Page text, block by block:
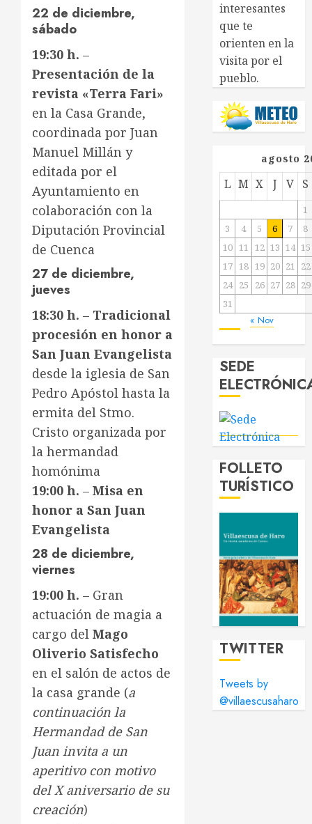
22 de diciembre,
sábado
19:30 h. –
Presentación de la
revista «Terra Fari»
en la Casa Grande,
coordinada por Juan
Manuel Millán y
editada por el
Ayuntamiento en
colaboración con la
Diputación Provincial
de Cuenca
27 de diciembre,
jueves
18:30 h. – Tradicional
procesión en honor a
San Juan Evangelista
desde la iglesia de San
Pedro Apóstol hasta la
ermita del Stmo.
Cristo organizada por
la hermandad
homónima
19:00 h. – Misa en
honor a San Juan
Evangelista
28 de diciembre,
viernes
19:00 h. – Gran
actuación de magia a
cargo del Mago
Oliverio Satisfecho
en el salón de actos de
la casa grande (a
continuación la
Hermandad de San
Juan invita a un
aperitivo con motivo
del X aniversario de su
creación)
interesantes
que te
orienten en la
visita por el
pueblo.
agosto
L M X J V S
1
3
4 5 6 7
8
10 11 12 13 14 15
17 18 19 20 21 22
24 25 26 27 28 29
31
« Nov
SEDE
FOLLETO
TURÍSTICO
TWITTER
Tweets by
@villaescusaharo